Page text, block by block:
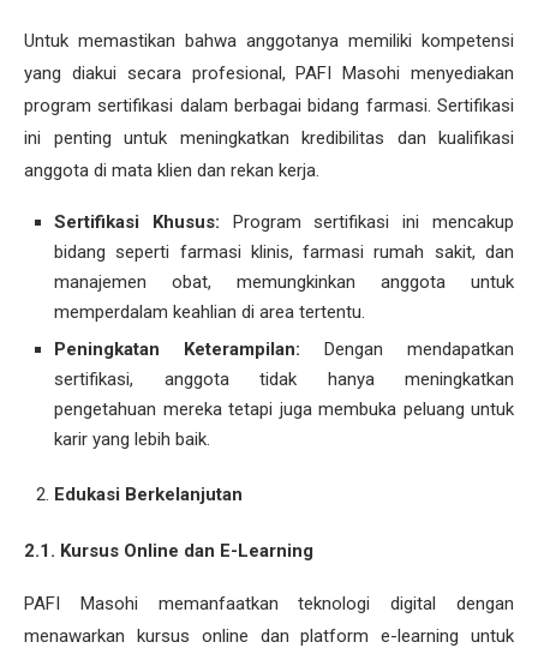
Untuk memastikan bahwa anggotanya memiliki kompetensi
yang diakui secara profesional, PAFI Masohi menyediakan
program sertifikasi dalam berbagai bidang farmasi. Sertifikasi
ini penting untuk meningkatkan kredibilitas dan kualifikasi
anggota di mata klien dan rekan kerja.
Sertifikasi Khusus: Program sertifikasi ini mencakup
bidang seperti farmasi klinis, farmasi rumah sakit, dan
manajemen obat, memungkinkan anggota untuk
memperdalam keahlian di area tertentu.
Peningkatan Keterampilan: Dengan mendapatkan
sertifikasi, anggota tidak hanya meningkatkan
pengetahuan mereka tetapi juga membuka peluang untuk
karir yang lebih baik.
Edukasi Berkelanjutan
2.1. Kursus Online dan E-Learning
PAFI Masohi memanfaatkan teknologi digital dengan
menawarkan kursus online dan platform e-learning untuk